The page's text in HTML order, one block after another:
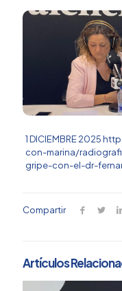
1 DICIEMBRE 2025
con-marina/
gripe-con-el-dr-
Compartir
Artículos